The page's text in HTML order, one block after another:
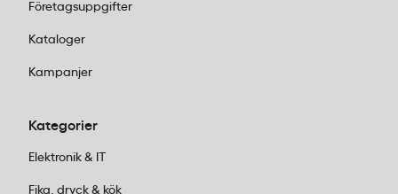
Företagsuppgifter
Kataloger
Kampanjer
Kategorier
Elektronik & IT
Fika, dryck & kök